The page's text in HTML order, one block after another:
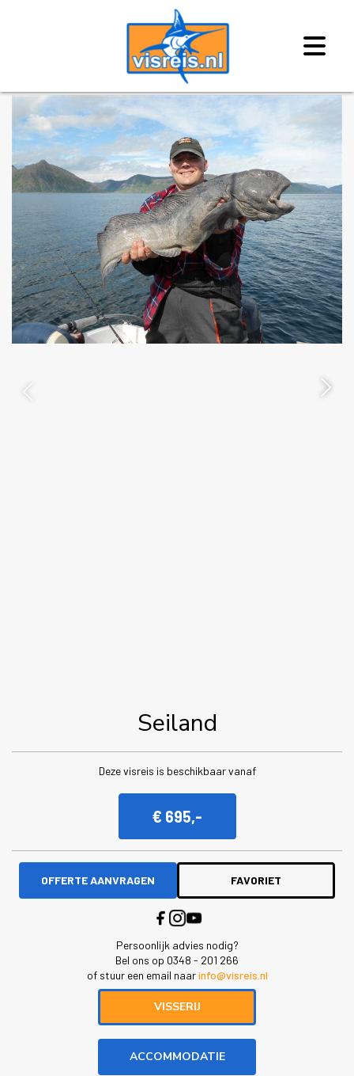
Seiland
Deze visreis is beschikbaar vanaf
€ 695,-
OFFERTE AANVRAGEN FAVORIET
Persoonlijk advies nodig?
Bel ons op 0348 - 201 266
of stuur een email naarinfo@visreis.nl
VISSERIJ
ACCOMMODATIE